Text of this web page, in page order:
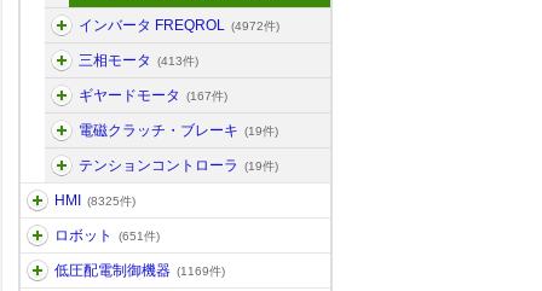
インバータ FREQROL (4972件)
三相モータ (413件)
ギヤードモータ (167件)
電磁クラッチ・ブレーキ (19件)
テンションコントローラ (19件)
HMI (8325件)
ロボット (651件)
低圧配電制御機器 (1169件)